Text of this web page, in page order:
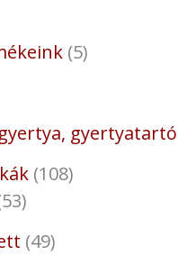
5
gyertyatartó
108
53
49